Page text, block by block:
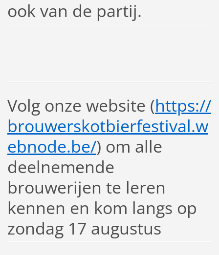
ook van de partij.
Volg onze website (https://
brouwerskotbierfestival.w
ebnode.be/) om alle
deelnemende
brouwerijen te leren
kennen en kom langs op
zondag 17 augustus